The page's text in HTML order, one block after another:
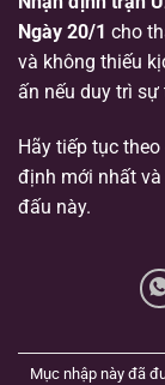
Ngày 20/1 cho
và không thiếu
ấn nếu duy trì
Hãy tiếp tục
định mới nhất và
đấu này.
Mục nhập này đã